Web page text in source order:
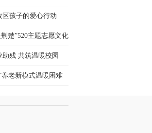
区孩子的爱心行动
楚”520主题志愿文化
残 共筑温暖校园
老新模式温暖困难